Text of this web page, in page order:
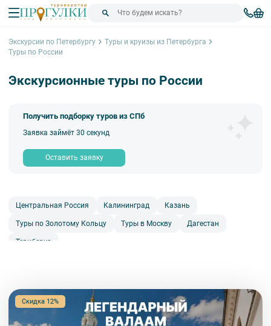
Экскурсии по Петербургу
Туры и круизы из Петербурга
Туры по России
Экскурсионные туры по России
Получить подборку туров из СПб
Заявка займёт 30 секунд
Оставить заявку
Центральная Россия Калининград Казань
Туры по Золотому Кольцу Туры в Москву Дагестан
Териберка
Скидка 12%